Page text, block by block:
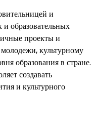
и
образовательных
проекты и
культурному
образования в стране.
создавать
и культурного